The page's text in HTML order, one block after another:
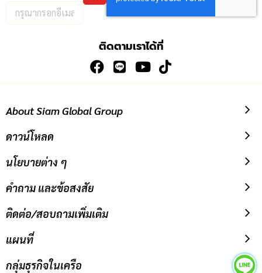
กรอก
อีเมล
ติดตามเราได้ที่
About Siam Global Group
ดาวน์โหลด
นโยบายต่าง ๆ
คำถาม และข้อสงสัย
ติดต่อ/สอบถามเพิ่มเติม
แผนที่
กลุ่มธุรกิจในเครือ